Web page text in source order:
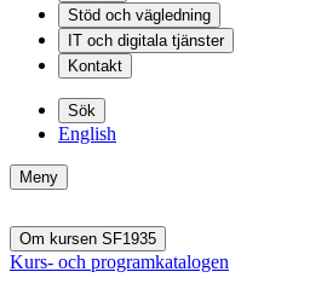
Stöd och vägledning
IT och digitala tjänster
Kontakt
Sök
English
Meny
Om kursen SF1935
Kurs- och programkatalogen